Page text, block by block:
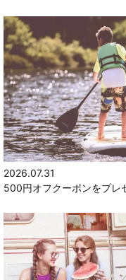
2026.07.31
500円オフクーポンをプ